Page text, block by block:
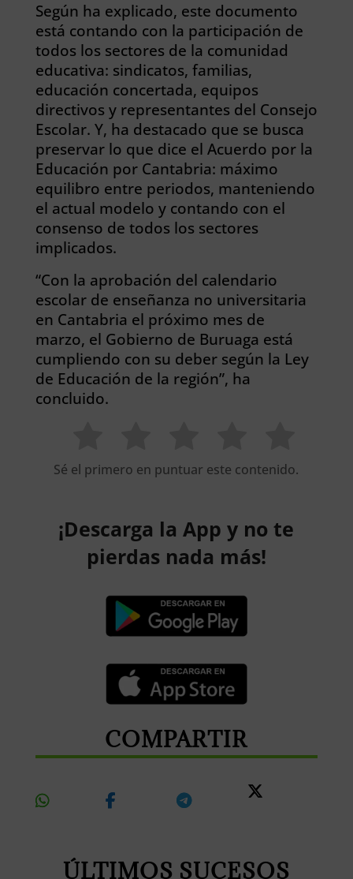
Según ha explicado, este documento
está contando con la participación de
todos los sectores de la comunidad
educativa: sindicatos, familias,
educación concertada, equipos
directivos y representantes del Consejo
Escolar. Y, ha destacado que se busca
preservar lo que dice el Acuerdo por la
Educación por Cantabria: máximo
equilibro entre periodos, manteniendo
el actual modelo y contando con el
consenso de todos los sectores
implicados.
“Con la aprobación del calendario
escolar de enseñanza no universitaria
en Cantabria el próximo mes de
marzo, el Gobierno de Buruaga está
cumpliendo con su deber según la Ley
de Educación de la región”, ha
concluido.
Sé el primero en puntuar este contenido.
¡Descarga la App y no te
pierdas nada más!
COMPARTIR
ÚLTIMOS SUCESOS